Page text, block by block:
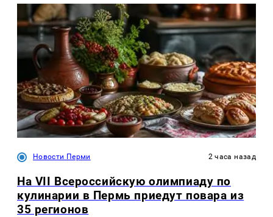
Новости Перми 2 часа назад
На VII Всероссийскую олимпиаду по
кулинарии в Пермь приедут повара из
35 регионов